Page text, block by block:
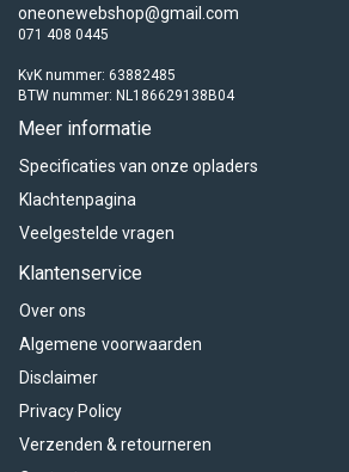
oneonewebshop@gmail.com
071 408 0445
KvK nummer: 63882485
BTW nummer: NL186629138B04
Meer informatie
Specificaties van onze opladers
Klachtenpagina
Veelgestelde vragen
Klantenservice
Over ons
Algemene voorwaarden
Disclaimer
Privacy Policy
Verzenden & retourneren